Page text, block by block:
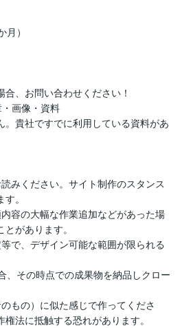
）
、お問い合わせください！
画像・資料
貴社ですでに利用している資料があ
みください。サイト制作のスタンス
。
容の大幅な作業追加などがあった場
があります。
で、デザイン可能な範囲が限られる
、その時点での成果物を納品しクロー
もの）に似た感じで作ってくださ
法に抵触する恐れがあります。